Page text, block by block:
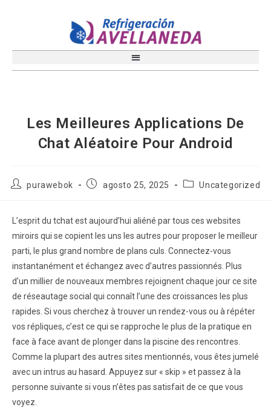
Les Meilleures Applications De
Chat Aléatoire Pour Android
purawebok agosto 25, 2025 Uncategorized
L’esprit du tchat est aujourd’hui aliéné par tous ces websites
miroirs qui se copient les uns les autres pour proposer le meilleur
parti, le plus grand nombre de plans culs. Connectez-vous
instantanément et échangez avec d’autres passionnés. Plus
d’un millier de nouveaux membres rejoignent chaque jour ce site
de réseautage social qui connaît l’une des croissances les plus
rapides. Si vous cherchez à trouver un rendez-vous ou à répéter
vos répliques, c’est ce qui se rapproche le plus de la pratique en
face à face avant de plonger dans la piscine des rencontres.
Comme la plupart des autres sites mentionnés, vous êtes jumelé
avec un intrus au hasard. Appuyez sur « skip » et passez à la
personne suivante si vous n’êtes pas satisfait de ce que vous
voyez.